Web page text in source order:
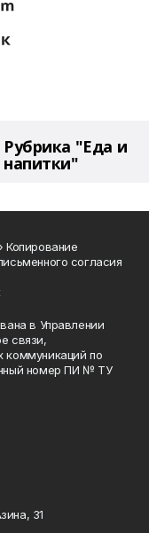
Рубрика "Еда и
напитки"
Копирование
согласия
в Управлении
связи,
коммуникаций по
номер ПИ № ТУ
31